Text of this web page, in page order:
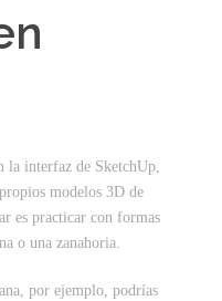
la interfaz de SketchUp,
modelos 3D de
es practicar con formas
o una zanahoria.
por ejemplo, podrías